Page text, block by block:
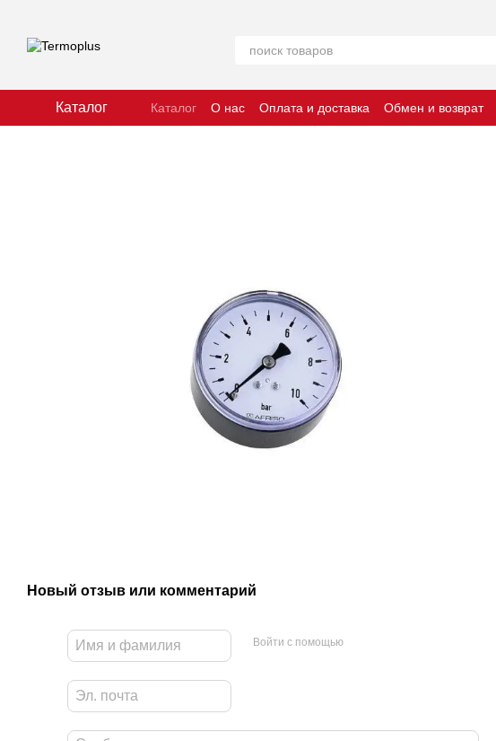
Каталог Каталог О нас Оплата и доставка Обмен и возврат
Новый отзыв или комментарий
Войти с помощью